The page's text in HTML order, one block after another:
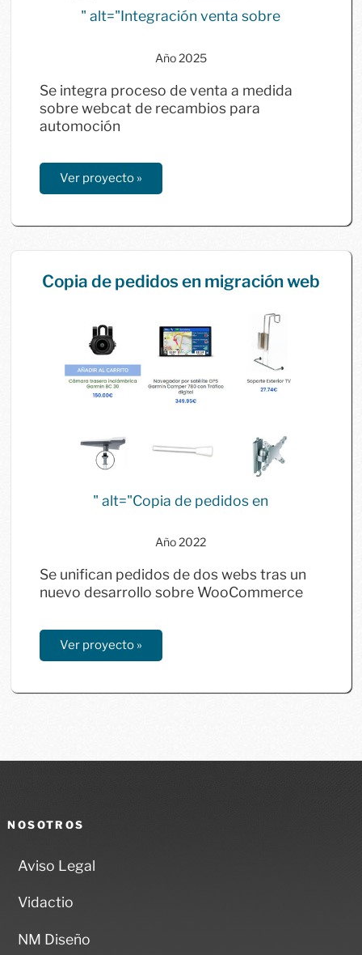
" alt="Integración venta sobre
class="aligncenter" />
Año 2025
Se integra proceso de venta a medida
sobre webcat de recambios para
automoción
Ver proyecto »
Copia de pedidos en migración web
" alt="Copia de pedidos en
/>
Año 2022
Se unifican pedidos de dos webs tras un
nuevo desarrollo sobre WooCommerce
Ver proyecto »
NOSOTROS
Aviso Legal
Vidactio
NM Diseño